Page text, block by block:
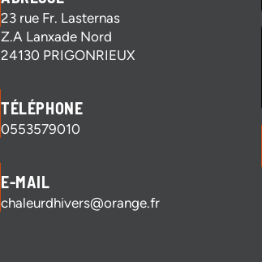
23 rue Fr. Lasternas
Z.A Lanxade Nord
24130 PRIGONRIEUX
TÉLÉPHONE
0553579010
E-MAIL
chaleurdhivers@orange.fr